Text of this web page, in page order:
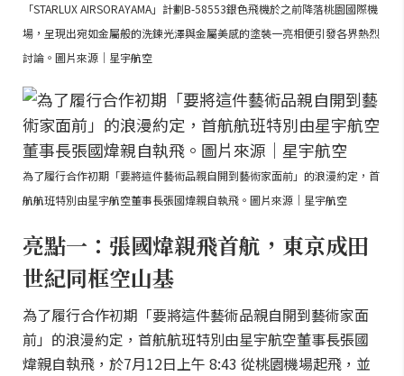
「STARLUX AIRSORAYAMA」計劃B-58553銀色飛機於之前降落桃園國際機
場，呈現出宛如金屬般的洗鍊光澤與金屬美感的塗裝一亮相便引發各界熱烈
討論。圖片來源｜星宇航空
為了履行合作初期「要將這件藝術品親自開到藝術家面前」的浪漫約定，首
航航班特別由星宇航空董事長張國煒親自執飛。圖片來源｜星宇航空
亮點一：張國煒親飛首航，東京成田
世紀同框空山基
為了履行合作初期「要將這件藝術品親自開到藝術家面
前」的浪漫約定，首航航班特別由星宇航空董事長張國
煒親自執飛，於7月12日上午 8:43 從桃園機場起飛，並